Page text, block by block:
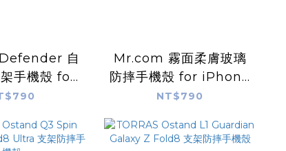
自
手機殼 for
18
Mr.com 霧面柔膚玻璃
防摔手機殼 for iPhone
18
NT$790